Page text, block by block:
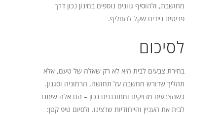
מחושבת, ולהוסיף גוונים נוספים במינון נכון דרך
פריטים ניידים שקל להחליף.
לסיכום
בחירת צבעים לבית היא לא רק שאלה של טעם, אלא
תהליך שדורש מחשבה על תחושה, הרמוניה וסגנון.
כשהצבעים מדויקים ומתוכננים נכון – הם אלה שיתנו
לבית את העניין והייחודיות שרצינו. ולסיום טיפ קטן: